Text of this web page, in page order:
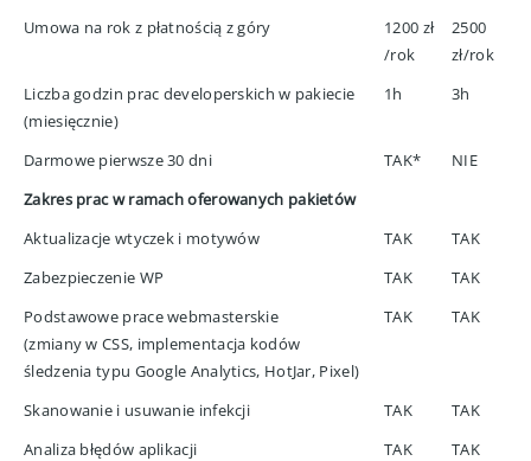
Umowa na rok z płatnością z góry
1200 zł
/rok
2500
zł/rok
Liczba godzin prac developerskich w pakiecie
(miesięcznie)
1h 3h
Darmowe pierwsze 30 dni TAK*
NIE
Zakres prac w ramach oferowanych pakietów
Aktualizacje wtyczek i motywów
TAK
TAK
Zabezpieczenie WP
TAK
TAK
Podstawowe prace webmasterskie
(zmiany w CSS, implementacja kodów
śledzenia typu Google Analytics, HotJar, Pixel)
TAK TAK
Skanowanie i usuwanie infekcji TAK
TAK
Analiza błędów aplikacji
TAK
TAK